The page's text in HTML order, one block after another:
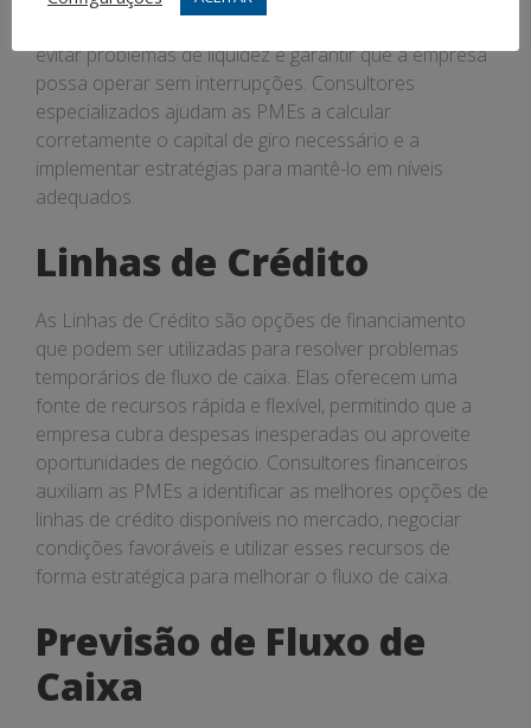
evitar problemas de liquidez e garantir que a empresa
possa operar sem interrupções. Consultores
especializados ajudam as PMEs a calcular
corretamente o capital de giro necessário e a
implementar estratégias para mantê-lo em níveis
adequados.
Linhas de Crédito
As Linhas de Crédito são opções de financiamento
que podem ser utilizadas para resolver problemas
temporários de fluxo de caixa. Elas oferecem uma
fonte de recursos rápida e flexível, permitindo que a
empresa cubra despesas inesperadas ou aproveite
oportunidades de negócio. Consultores financeiros
auxiliam as PMEs a identificar as melhores opções de
linhas de crédito disponíveis no mercado, negociar
condições favoráveis e utilizar esses recursos de
forma estratégica para melhorar o fluxo de caixa.
Previsão de Fluxo de
Caixa